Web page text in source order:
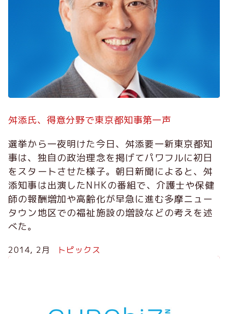
舛添氏、得意分野で東京都知事第一声
選挙から一夜明けた今日、舛添要一新東京都知
事は、独自の政治理念を掲げてパワフルに初日
をスタートさせた様子。朝日新聞によると、舛
添知事は出演したNHKの番組で、介護士や保健
師の報酬増加や高齢化が早急に進む多摩ニュー
タウン地区での福祉施設の増設などの考えを述
べた。
2014, 2月 トピックス